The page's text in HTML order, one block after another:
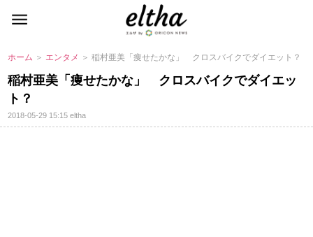
ホーム ＞ エンタメ ＞ 稲村亜美「痩せたかな」 クロスバイクでダイエット？
稲村亜美「痩せたかな」 クロスバイクでダイエッ
ト？
2018-05-29 15:15eltha